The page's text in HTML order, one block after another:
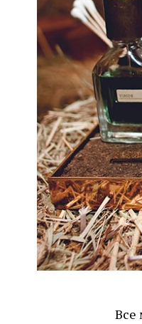
Все